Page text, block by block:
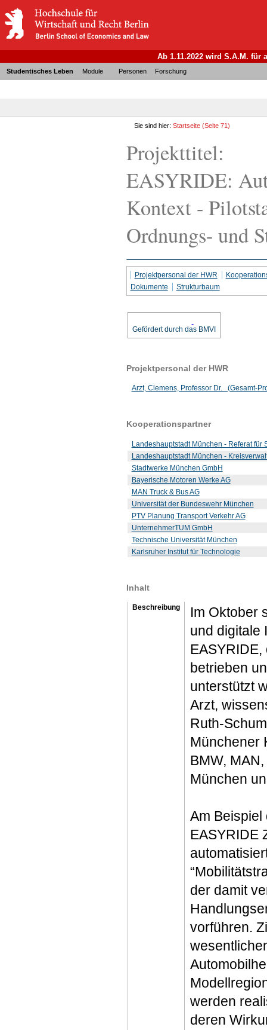
Ab 1.11.2022 wird S.A.M.
Studentisches Leben Module Personen Forschung
Sie sind hier:Startseite (Seite 71)
Projekttitel:
EASYRIDE:
Kontext -
Ordnungs- und
Projektpersonal der HWR
Dokumente
Strukturbaum
Gefördert durch das BMVI
Projektpersonal der HWR
Arzt, Clemens, Professor Dr. (Gesamt-
Kooperationspartner
Landeshauptstadt München - Referat für
Landeshauptstadt München -
Stadtwerke München GmbH
Bayerische Motoren Werke AG
MAN Truck & Bus AG
Universität der Bundeswehr München
PTV Planung Transport Verkehr AG
UnternehmerTUM GmbH
Technische Universität München
Karlsruher Institut für Technologie
Inhalt
Beschreibung
Im Oktober
und digitale
betrieben
unterstützt
Arzt,
Ruth-
Münchener
BMW,
München
Am
EASYRIDE
der damit
vorführen.
werden
deren